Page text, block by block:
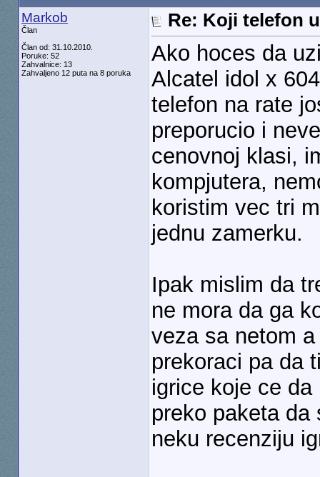
Markob
Član
Član od: 31.10.2010.
Poruke: 52
Zahvalnice: 13
Zahvaljeno 12 puta na 8 poruka
Re: Koji telefon
Ako hoces da
Alcatel idol x
telefon na rate
preporucio i
cenovnoj klasi,
kompjutera,
koristim vec tri
jednu zamerku.
Ipak mislim da
ne mora da ga
veza sa netom
prekoraci pa da
igrice koje ce
preko paketa da
neku recenziju